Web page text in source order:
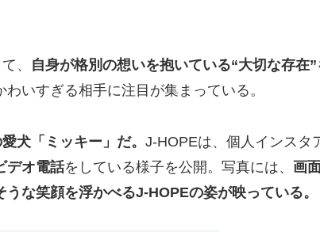
、 自身が格別の想いを抱いている“大切な存在”
いすぎる相手に注目が集まっている。
犬「ミッキー」だ。 J-HOPEは、個人インスタ
デオ電話をしている様子を公開。写真には、 画
な笑顔を浮かべるJ-HOPEの姿が映っている。